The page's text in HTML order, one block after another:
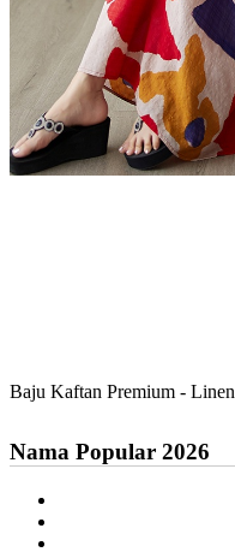
Baju Kaftan Premium - Linen
Nama Popular 2026